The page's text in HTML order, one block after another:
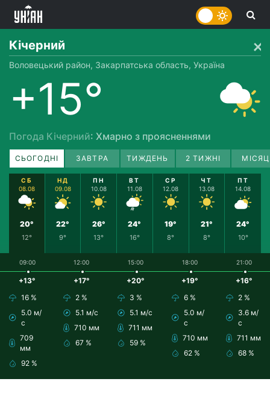
Кічерний
Воловецький район, Закарпатська область, Україна
+15°
Погода Кічерний: Хмарно з проясненнями
СЬОГОДНІ ЗАВТРА ТИЖДЕНЬ 2 ТИЖНІ
СБ
08.08
20°
12°
НД
09.08
22°
9°
ПН
10.08
26°
13°
ВТ
11.08
24°
16°
СР
12.08
19°
8°
ЧТ
13.08
21°
8°
ПТ
14.08
24°
10°
09:00
+13°
16 %
5.0 м/
с
709
мм
92 %
12:00
+17°
2 %
5.1 м/с
710 мм
67 %
15:00
+20°
3 %
5.1 м/с
711 мм
59 %
18:00
+19°
6 %
5.0 м/
с
710 мм
62 %
21:00
+16°
2 %
3.6 м/
с
711 мм
68 %